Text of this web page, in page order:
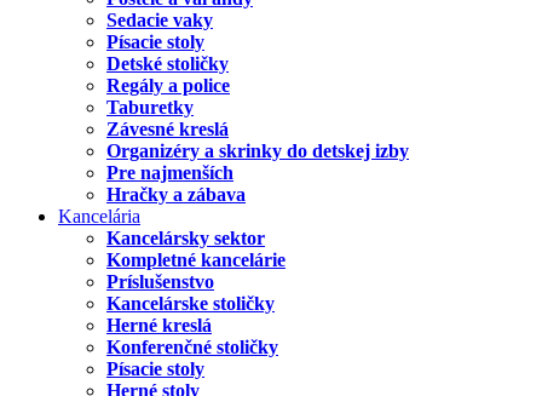
Sedacie vaky
Písacie stoly
Detské stoličky
Regály a police
Taburetky
Závesné kreslá
Organizéry a skrinky do detskej izby
Pre najmenších
Hračky a zábava
Kancelária
Kancelársky sektor
Kompletné kancelárie
Príslušenstvo
Kancelárske stoličky
Herné kreslá
Konferenčné stoličky
Písacie stoly
Herné stoly